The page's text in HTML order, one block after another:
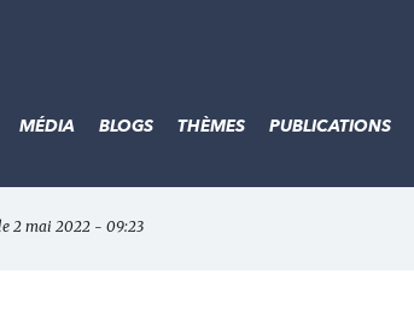
MÉDIA BLOGS THÈMES PUBLICATIONS
2 mai 2022 - 09:23